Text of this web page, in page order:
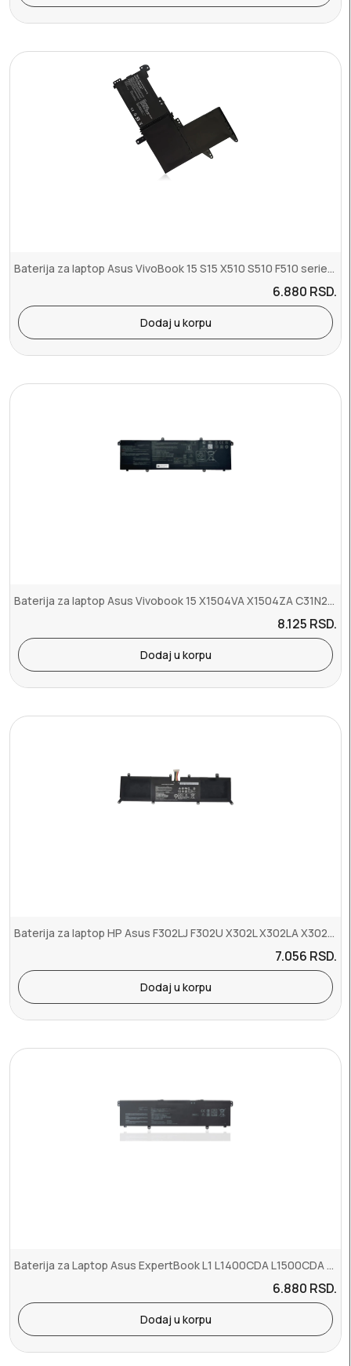
Baterija za laptop Asus VivoBook 15 S15 X510 S510 F510 series B31N1...
6.880 RSD.
Dodaj u korpu
Baterija za laptop Asus Vivobook 15 X1504VA X1504ZA C31N2201
8.125 RSD.
Dodaj u korpu
Baterija za laptop HP Asus F302LJ F302U X302L X302LA X302LJ X302UA ...
7.056 RSD.
Dodaj u korpu
Baterija za Laptop Asus ExpertBook L1 L1400CDA L1500CDA B1 B1400CEA...
6.880 RSD.
Dodaj u korpu